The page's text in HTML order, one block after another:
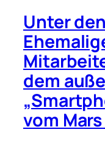
Unter
dem
vom